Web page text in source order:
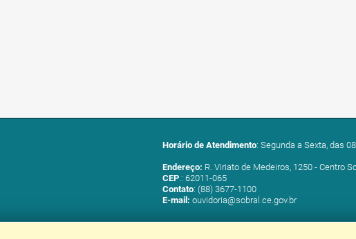
Horário de Atendimento: Segunda a Sexta, das
Endereço: R. Viriato de Medeiros, 1250 - Centro
CEP.: 62011-065
Contato: (88) 3677-1100
E-mail: ouvidoria@sobral.ce.gov.br